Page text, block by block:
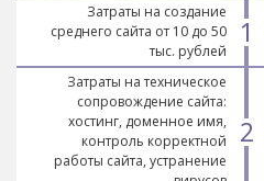
1
Затраты на создание
среднего сайта от 10 до 50
тыс. рублей
2
Затраты на техническое
сопровождение сайта:
хостинг, доменное имя,
контроль корректной
работы сайта, устранение